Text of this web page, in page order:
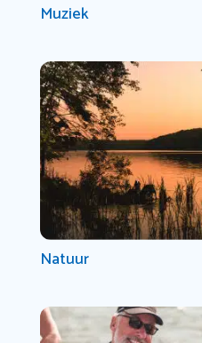
Muziek
Natuur